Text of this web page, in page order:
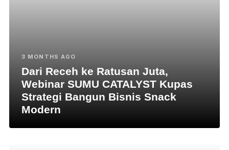
3 MONTHS AGO
Dari Receh ke Ratusan Juta,
Webinar SUMU CATALYST Kupas
Strategi Bangun Bisnis Snack
Modern